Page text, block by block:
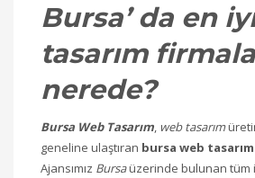
Bursa’ da en
tasarım
nerede?
Bursa Web Tasarım, web tasarım
geneline ulaştıran bursa web tasarım
Ajansımız Bursaüzerinde bulunan tüm